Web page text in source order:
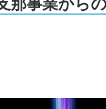
那事業から